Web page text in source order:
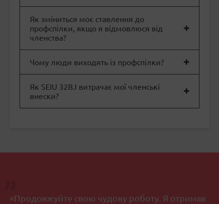
Як зміниться моє ставлення до
профспілки, якщо я відмовлюся від
членства?
Чому люди виходять із профспілки?
Як SEIU 32BJ витрачає мої членські
внески?
«Продовжуйте свою чудову роботу. Я отримав